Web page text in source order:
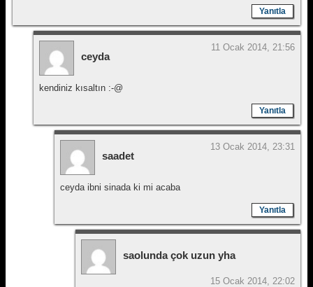
Yanıtla
ceyda
11 Ocak 2014, 21:56
kendiniz kısaltın :-@
Yanıtla
saadet
13 Ocak 2014, 23:31
ceyda ibni sinada ki mi acaba
Yanıtla
saolunda çok uzun yha
15 Ocak 2014, 22:02